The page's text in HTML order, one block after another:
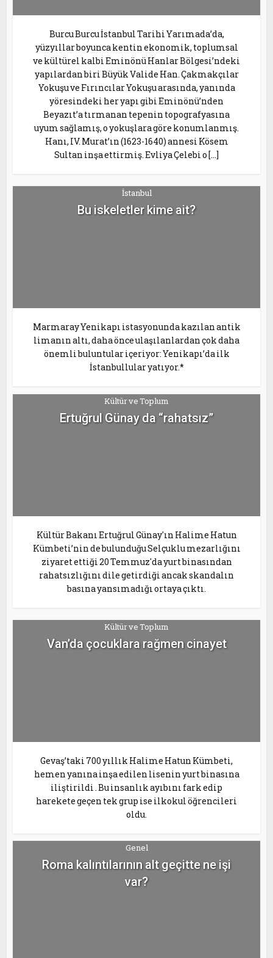
Burcu Burcu İstanbul Tarihi Yarımada’da,
yüzyıllar boyunca kentin ekonomik, toplumsal
ve kültürel kalbi Eminönü Hanlar Bölgesi’ndeki
yapılardan biri Büyük Valide Han. Çakmakçılar
Yokuşu ve Fırıncılar Yokuşu arasında, yanında
yöresindeki her yapı gibi Eminönü’nden
Beyazıt’a tırmanan tepenin topografyasına
uyum sağlamış, o yokuşlara göre konumlanmış.
Hanı, IV. Murat’ın (1623-1640) annesi Kösem
Sultan inşa ettirmiş. Evliya Çelebi o […]
İstanbul
Bu iskeletler kime ait?
Marmaray Yenikapı istasyonunda kazılan antik
limanın altı, daha önce ulaşılanlardan çok daha
önemli buluntular içeriyor: Yenikapı’da ilk
İstanbullular yatıyor.*
Kültür ve Toplum
Ertuğrul Günay da “rahatsız”
Kültür Bakanı Ertuğrul Günay'ın Halime Hatun
Kümbeti’nin de bulunduğu Selçuklu mezarlığını
ziyaret ettiği 20 Temmuz'da yurt binasından
rahatsızlığını dile getirdiği ancak skandalın
basına yansımadığı ortaya çıktı.
Kültür ve Toplum
Van’da çocuklara rağmen cinayet
Gevaş’taki 700 yıllık Halime Hatun Kümbeti,
hemen yanına inşa edilen lisenin yurt binasına
iliştirildi . Bu insanlık ayıbını fark edip
harekete geçen tek grup ise ilkokul öğrencileri
oldu.
Genel
Roma kalıntılarının alt geçitte ne işi
var?